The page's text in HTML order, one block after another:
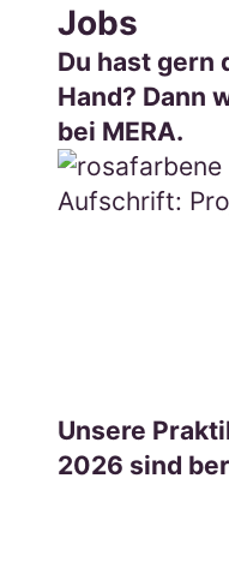
Jobs
Du hast gern
Hand? Dann
bei MERA.
Unsere
2026 sind